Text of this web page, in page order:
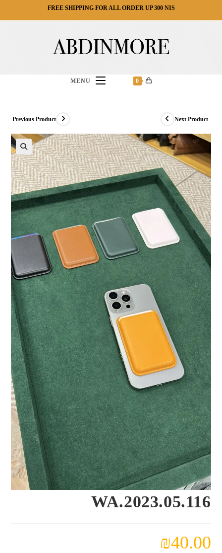
FREE SHIPPING FOR ALL ORDER UP 300 NIS
0
MENU
Previous Product Next Product
WA.2023.05.116
₪40.00